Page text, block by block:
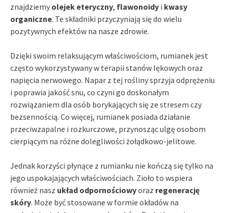
znajdziemy olejek eteryczny, flawonoidy i kwasy
organiczne. Te składniki przyczyniają się do wielu
pozytywnych efektów na nasze zdrowie.
Dzięki swoim relaksującym właściwościom, rumianek jest
często wykorzystywany w terapii stanów lękowych oraz
napięcia nerwowego. Napar z tej rośliny sprzyja odprężeniu
i poprawia jakość snu, co czyni go doskonałym
rozwiązaniem dla osób borykających się ze stresem czy
bezsennością. Co więcej, rumianek posiada działanie
przeciwzapalne i rozkurczowe, przynosząc ulgę osobom
cierpiącym na różne dolegliwości żołądkowo-jelitowe.
Jednak korzyści płynące z rumianku nie kończą się tylko na
jego uspokajających właściwościach. Zioło to wspiera
również nasz układ odpornościowyoraz regenerację
skóry. Może być stosowane w formie okładów na